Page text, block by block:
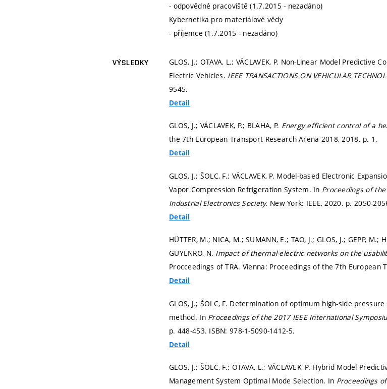
- odpovědné pracoviště (1.7.2015 - nezadáno)
Kybernetika pro materiálové vědy
- příjemce (1.7.2015 - nezadáno)
VÝSLEDKY
GLOS, J.; OTAVA, L.; VÁCLAVEK, P. Non-Linear Model
Electric Vehicles. IEEE TRANSACTIONS ON VEHICULAR
9545.
Detail
GLOS, J.; VÁCLAVEK, P.; BLAHA, P. Energy efficient control of a
the 7th European Transport Research Arena 2018, 2018. p. 1.
Detail
GLOS, J.; ŠOLC, F.; VÁCLAVEK, P. Model-based Electronic
Vapor Compression Refrigeration System. In Proceedings of
Industrial Electronics Society. New York: IEEE, 2020. p. 2050-
Detail
HÜTTER, M.; NICA, M.; SUMANN, E.; TAO, J.; GLOS, J.; GEPP, M.;
GUYENRO, N. Impact of thermal-electric networks on the
Procceedings of TRA. Vienna: Proceedings of the 7th European
Detail
GLOS, J.; ŠOLC, F. Determination of optimum high-side
method. In Proceedings of the 2017 IEEE International
p. 448-453. ISBN: 978-1-5090-1412-5.
Detail
GLOS, J.; ŠOLC, F.; OTAVA, L.; VÁCLAVEK, P. Hybrid Model
Management System Optimal Mode Selection. In Proceedings